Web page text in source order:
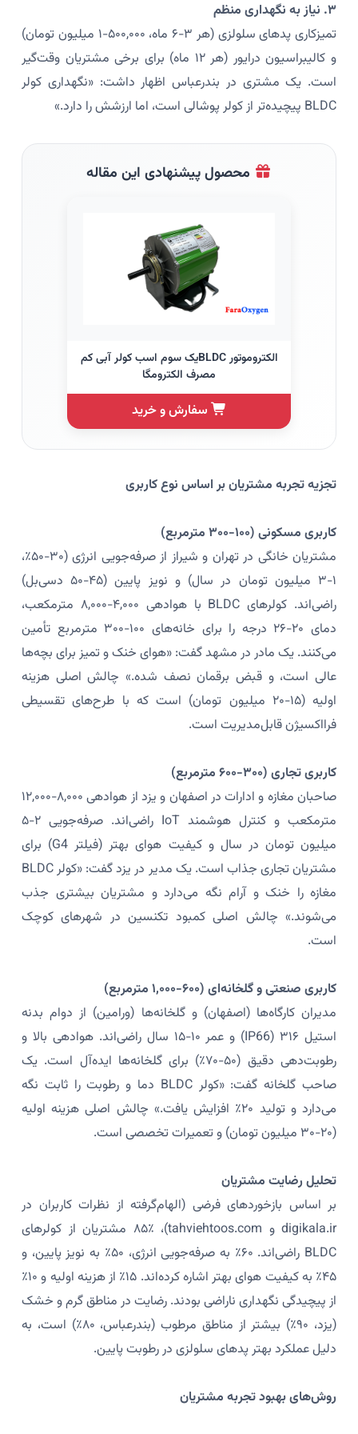
۳. نیاز به نگهداری منظم
تمیزکاری پدهای سلولزی (هر ۳-۶ ماه، ۵۰۰,۰۰۰-۱ میلیون تومان)
و کالیبراسیون درایور (هر ۱۲ ماه) برای برخی مشتریان وقت‌گیر
است. یک مشتری در بندرعباس اظهار داشت: «نگهداری کولر
BLDC پیچیده‌تر از کولر پوشالی است، اما ارزشش را دارد.»
محصول پیشنهادی این مقاله
الکتروموتور BLDCیک سوم اسب کولر آبی کم
مصرف الکترومگا
سفارش و خرید
تجزیه تجربه مشتریان بر اساس نوع کاربری
کاربری مسکونی (۱۰۰-۳۰۰ مترمربع)
مشتریان خانگی در تهران و شیراز از صرفه‌جویی انرژی (۳۰-۵۰٪،
۱-۳ میلیون تومان در سال) و نویز پایین (۴۵-۵۰ دسی‌بل)
راضی‌اند. کولرهای BLDC با هوادهی ۴,۰۰۰-۸,۰۰۰ مترمکعب،
دمای ۲۰-۲۶ درجه را برای خانه‌های ۱۰۰-۳۰۰ مترمربع تأمین
می‌کنند. یک مادر در مشهد گفت: «هوای خنک و تمیز برای بچه‌ها
عالی است، و قبض برقمان نصف شده.» چالش اصلی هزینه
اولیه (۱۵-۲۰ میلیون تومان) است که با طرح‌های تقسیطی
فرااکسیژن قابل‌مدیریت است.
کاربری تجاری (۳۰۰-۶۰۰ مترمربع)
صاحبان مغازه و ادارات در اصفهان و یزد از هوادهی ۸,۰۰۰-۱۲,۰۰۰
مترمکعب و کنترل هوشمند IoT راضی‌اند. صرفه‌جویی ۲-۵
میلیون تومان در سال و کیفیت هوای بهتر (فیلتر G4) برای
مشتریان تجاری جذاب است. یک مدیر در یزد گفت: «کولر BLDC
مغازه را خنک و آرام نگه می‌دارد و مشتریان بیشتری جذب
می‌شوند.» چالش اصلی کمبود تکنسین در شهرهای کوچک
است.
کاربری صنعتی و گلخانه‌ای (۶۰۰-۱,۰۰۰ مترمربع)
مدیران کارگاه‌ها (اصفهان) و گلخانه‌ها (ورامین) از دوام بدنه
استیل ۳۱۶ (IP66) و عمر ۱۰-۱۵ سال راضی‌اند. هوادهی بالا و
رطوبت‌دهی دقیق (۵۰-۷۰٪) برای گلخانه‌ها ایده‌آل است. یک
صاحب گلخانه گفت: «کولر BLDC دما و رطوبت را ثابت نگه
می‌دارد و تولید ۲۰٪ افزایش یافت.» چالش اصلی هزینه اولیه
(۲۰-۳۰ میلیون تومان) و تعمیرات تخصصی است.
تحلیل رضایت مشتریان
بر اساس بازخوردهای فرضی (الهام‌گرفته از نظرات کاربران در
digikala.ir و tahviehtoos.com)، ۸۵٪ مشتریان از کولرهای
BLDC راضی‌اند. ۶۰٪ به صرفه‌جویی انرژی، ۵۰٪ به نویز پایین، و
۴۵٪ به کیفیت هوای بهتر اشاره کرده‌اند. ۱۵٪ از هزینه اولیه و ۱۰٪
از پیچیدگی نگهداری ناراضی بودند. رضایت در مناطق گرم و خشک
(یزد، ۹۰٪) بیشتر از مناطق مرطوب (بندرعباس، ۸۰٪) است، به
دلیل عملکرد بهتر پدهای سلولزی در رطوبت پایین.
روش‌های بهبود تجربه مشتریان